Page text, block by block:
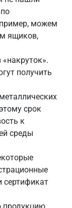
можем
ящиков,
получить
срок
к
среды
сертификат